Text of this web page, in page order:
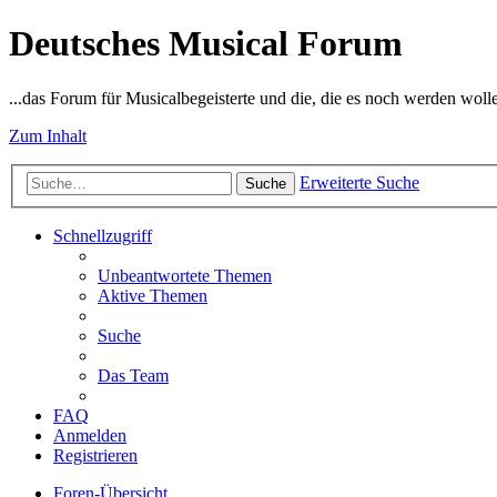
Deutsches Musical Forum
...das Forum für Musicalbegeisterte und die, die es noch werden
Zum Inhalt
Suche Erweiterte Suche
Schnellzugriff
Unbeantwortete Themen
Aktive Themen
Suche
Das Team
FAQ
Anmelden
Registrieren